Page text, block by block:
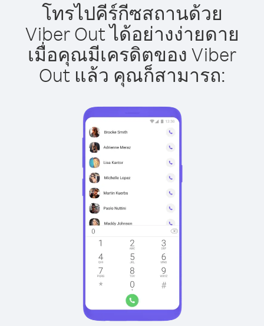
โทรไปคีร์กีซสถานด้วย
Viber Out ได้อย่างง่ายดาย
เมื่อคุณมีเครดิตของ Viber
Out แล้ว คุณก็สามารถ: